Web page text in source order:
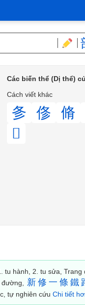
Các biến thể (Dị thể)
Cách viết khác
㣊 俢 脩
𢔜
tu hành, 2. tu sửa, Trang
新 修 一 條 鐵
tự nghiên cứu Chi tiết